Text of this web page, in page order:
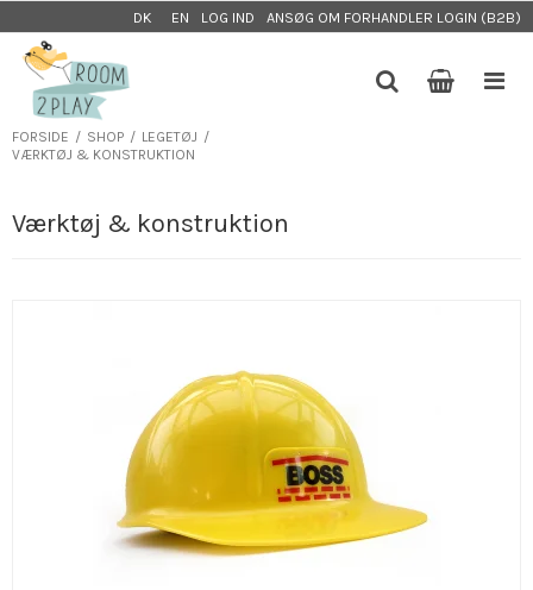
DK EN LOG IND ANSØG OM FORHANDLER LOGIN (B2B)
FORSIDE / SHOP / LEGETØJ /
VÆRKTØJ & KONSTRUKTION
Værktøj & konstruktion